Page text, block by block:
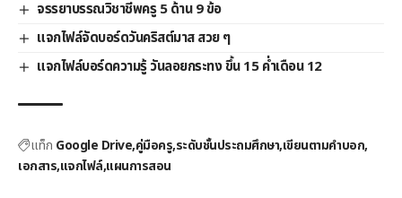
จรรยาบรรณวิชาชีพครู 5 ด้าน 9 ข้อ
แจกไฟล์จัดบอร์ดวันคริสต์มาส สวย ๆ
แจกไฟล์บอร์ดความรู้ วันลอยกระทง ขึ้น 15 ค่ำเดือน 12
แท็ก Google Drive คู่มือครู ระดับชั้นประถมศึกษา เขียนตามคำบอก
เอกสาร แจกไฟล์ แผนการสอน